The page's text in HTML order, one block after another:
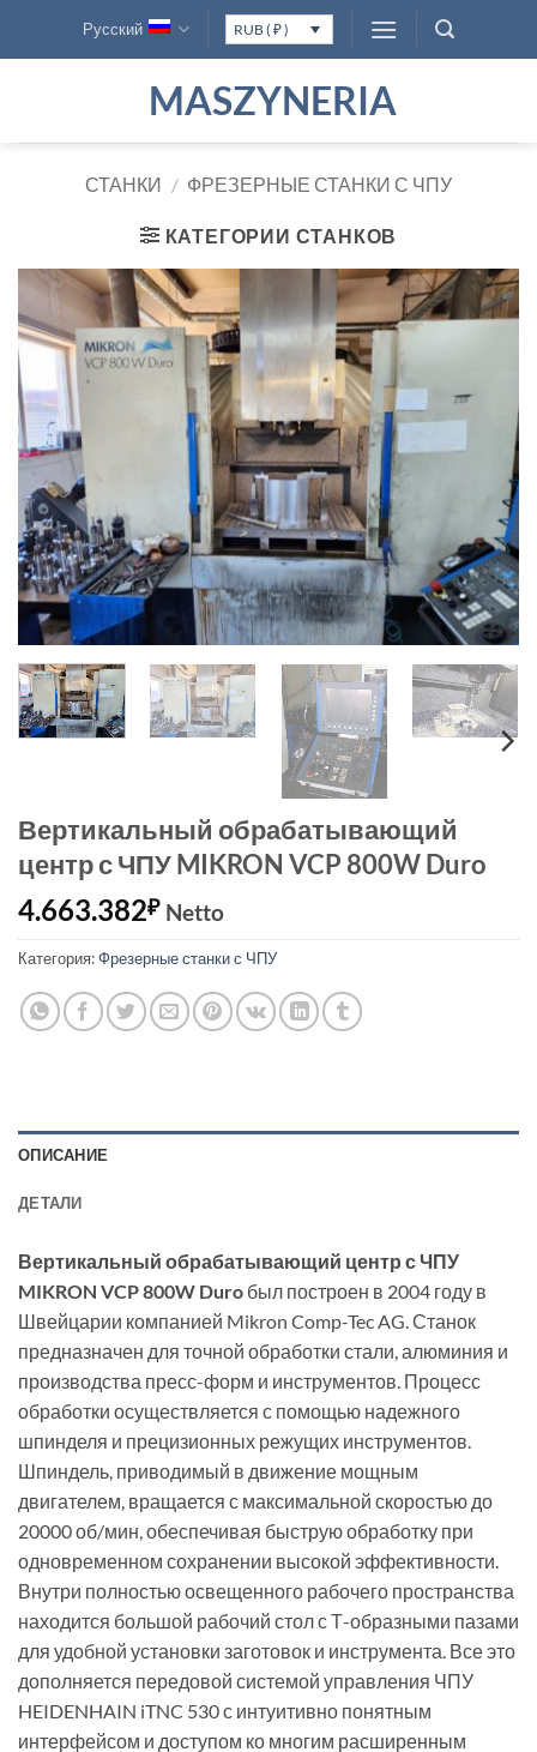
Русский RUB ( ₽ )
MASZYNERIA
СТАНКИ / ФРЕЗЕРНЫЕ СТАНКИ С ЧПУ
КАТЕГОРИИ СТАНКОВ
Вертикальный обрабатывающий
центр с ЧПУ MIKRON VCP 800W Duro
4.663.382₽ Netto
Категория:Фрезерные станки с ЧПУ
ОПИСАНИЕ
ДЕТАЛИ
Вертикальный обрабатывающий центр с ЧПУ
MIKRON VCP 800W Duro был построен в 2004 году в
Швейцарии компанией Mikron Comp-Tec AG. Станок
предназначен для точной обработки стали, алюминия и
производства пресс-форм и инструментов. Процесс
обработки осуществляется с помощью надежного
шпинделя и прецизионных режущих инструментов.
Шпиндель, приводимый в движение мощным
двигателем, вращается с максимальной скоростью до
20000 об/мин, обеспечивая быструю обработку при
одновременном сохранении высокой эффективности.
Внутри полностью освещенного рабочего пространства
находится большой рабочий стол с Т-образными пазами
для удобной установки заготовок и инструмента. Все это
дополняется передовой системой управления ЧПУ
HEIDENHAIN iTNC 530 с интуитивно понятным
интерфейсом и доступом ко многим расширенным